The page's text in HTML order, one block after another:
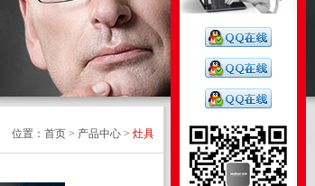
位置：首页 > 产品中心 > 灶具